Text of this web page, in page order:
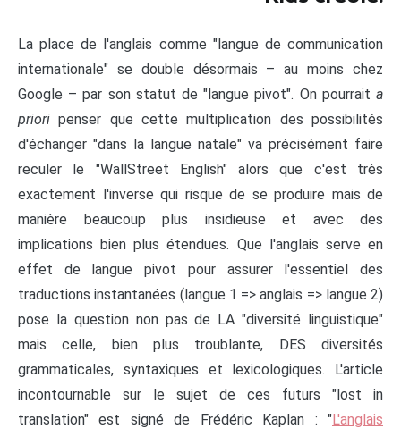
La place de l'anglais comme "langue de communication
internationale" se double désormais – au moins chez
Google – par son statut de "langue pivot". On pourrait a
priori penser que cette multiplication des possibilités
d'échanger "dans la langue natale" va précisément faire
reculer le "WallStreet English" alors que c'est très
exactement l'inverse qui risque de se produire mais de
manière beaucoup plus insidieuse et avec des
implications bien plus étendues. Que l'anglais serve en
effet de langue pivot pour assurer l'essentiel des
traductions instantanées (langue 1 => anglais => langue 2)
pose la question non pas de LA "diversité linguistique"
mais celle, bien plus troublante, DES diversités
grammaticales, syntaxiques et lexicologiques. L'article
incontournable sur le sujet de ces futurs "lost in
translation" est signé de Frédéric Kaplan : "L'anglais